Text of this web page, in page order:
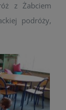
z Żabciem
podróży,